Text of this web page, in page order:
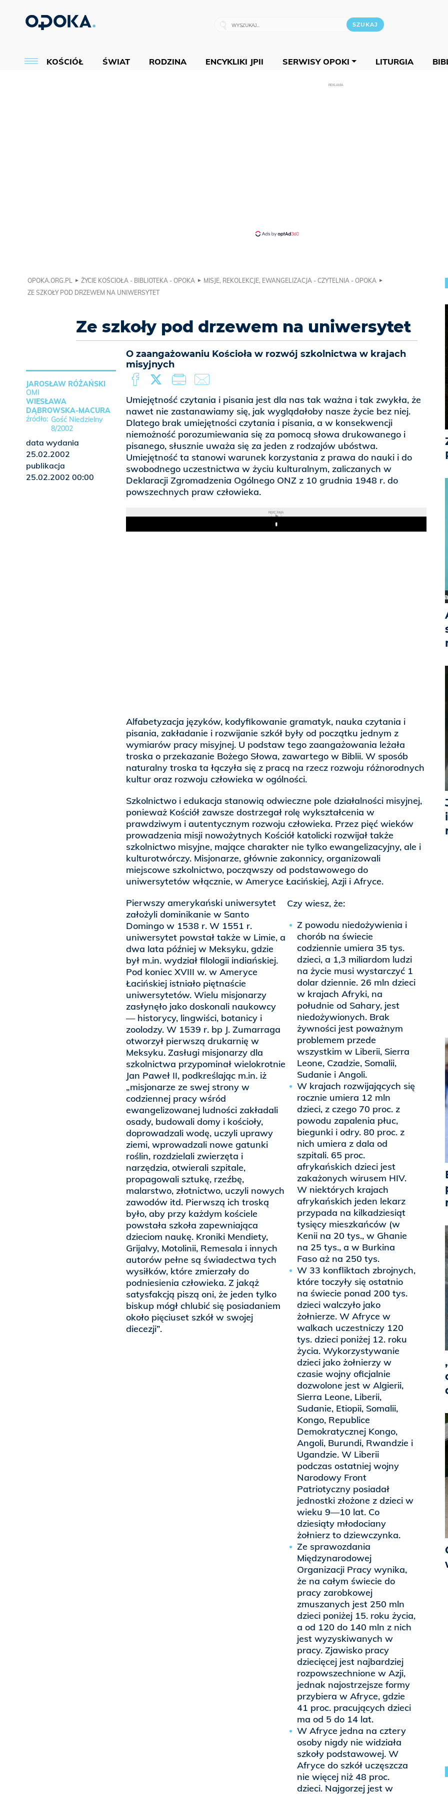
KOŚCIÓŁ ŚWIAT RODZINA ENCYKLIKI JPII SERWISY OPOKI LITURGIA
REKLAMA
OPOKA.ORG.PL ŻYCIE KOŚCIOŁA - BIBLIOTEKA - OPOKA
MISJE, REKOLEKCJE, EWANGELIZACJA - CZYTELNIA - OPOKA
ZE SZKOŁY POD DRZEWEM NA UNIWERSYTET
Ze szkoły pod drzewem na uniwersytet
O zaangażowaniu Kościoła w rozwój szkolnictwa w krajach
misyjnych
Umiejętność czytania i pisania jest dla nas tak ważna i tak zwykła, że
nawet nie zastanawiamy się, jak wyglądałoby nasze życie bez niej.
Dlatego brak umiejętności czytania i pisania, a w konsekwencji
niemożność porozumiewania się za pomocą słowa drukowanego i
pisanego, słusznie uważa się za jeden z rodzajów ubóstwa.
Umiejętność ta stanowi warunek korzystania z prawa do nauki i do
swobodnego uczestnictwa w życiu kulturalnym, zaliczanych w
Deklaracji Zgromadzenia Ogólnego ONZ z 10 grudnia 1948 r. do
powszechnych praw człowieka.
REKLAMA
Play
Alfabetyzacja języków, kodyfikowanie gramatyk, nauka czytania i
pisania, zakładanie i rozwijanie szkół były od początku jednym z
wymiarów pracy misyjnej. U podstaw tego zaangażowania leżała
troska o przekazanie Bożego Słowa, zawartego w Biblii. W sposób
naturalny troska ta łączyła się z pracą na rzecz rozwoju różnorodnych
kultur oraz rozwoju człowieka w ogólności.
Szkolnictwo i edukacja stanowią odwieczne pole działalności misyjnej,
ponieważ Kościół zawsze dostrzegał rolę wykształcenia w
prawdziwym i autentycznym rozwoju człowieka. Przez pięć wieków
prowadzenia misji nowożytnych Kościół katolicki rozwijał także
szkolnictwo misyjne, mające charakter nie tylko ewangelizacyjny, ale i
kulturotwórczy. Misjonarze, głównie zakonnicy, organizowali
miejscowe szkolnictwo, począwszy od podstawowego do
uniwersytetów włącznie, w Ameryce Łacińskiej, Azji i Afryce.
Czy wiesz, że:
Z powodu niedożywienia i
chorób na świecie
codziennie umiera 35 tys.
dzieci, a 1,3 miliardom ludzi
na życie musi wystarczyć 1
dolar dziennie. 26 mln dzieci
w krajach Afryki, na
południe od Sahary, jest
niedożywionych. Brak
żywności jest poważnym
problemem przede
wszystkim w Liberii, Sierra
Leone, Czadzie, Somalii,
Sudanie i Angoli.
W krajach rozwijających się
rocznie umiera 12 mln
dzieci, z czego 70 proc. z
powodu zapalenia płuc,
biegunki i odry. 80 proc. z
nich umiera z dala od
szpitali. 65 proc.
afrykańskich dzieci jest
zakażonych wirusem HIV.
W niektórych krajach
afrykańskich jeden lekarz
przypada na kilkadziesiąt
tysięcy mieszkańców (w
Kenii na 20 tys., w Ghanie
na 25 tys., a w Burkina
Faso aż na 250 tys.
W 33 konfliktach zbrojnych,
które toczyły się ostatnio
na świecie ponad 200 tys.
dzieci walczyło jako
żołnierze. W Afryce w
walkach uczestniczy 120
tys. dzieci poniżej 12. roku
życia. Wykorzystywanie
dzieci jako żołnierzy w
czasie wojny oficjalnie
dozwolone jest w Algierii,
Sierra Leone, Liberii,
Sudanie, Etiopii, Somalii,
Kongo, Republice
Demokratycznej Kongo,
Angoli, Burundi, Rwandzie i
Ugandzie. W Liberii
podczas ostatniej wojny
Narodowy Front
Patriotyczny posiadał
jednostki złożone z dzieci w
wieku 9—10 lat. Co
dziesiąty młodociany
żołnierz to dziewczynka.
Ze sprawozdania
Międzynarodowej
Organizacji Pracy wynika,
że na całym świecie do
pracy zarobkowej
zmuszanych jest 250 mln
dzieci poniżej 15. roku życia,
a od 120 do 140 mln z nich
jest wyzyskiwanych w
pracy. Zjawisko pracy
dziecięcej jest najbardziej
rozpowszechnione w Azji,
jednak najostrzejsze formy
przybiera w Afryce, gdzie
41 proc. pracujących dzieci
ma od 5 do 14 lat.
W Afryce jedna na cztery
osoby nigdy nie widziała
szkoły podstawowej. W
Afryce do szkół uczęszcza
nie więcej niż 48 proc.
dzieci. Najgorzej jest w
Pierwszy amerykański uniwersytet
założyli dominikanie w Santo
Domingo w 1538 r. W 1551 r.
uniwersytet powstał także w Limie, a
dwa lata później w Meksyku, gdzie
był m.in. wydział filologii indiańskiej.
Pod koniec XVIII w. w Ameryce
Łacińskiej istniało piętnaście
uniwersytetów. Wielu misjonarzy
zasłynęło jako doskonali naukowcy
— historycy, lingwiści, botanicy i
zoolodzy. W 1539 r. bp J. Zumarraga
otworzył pierwszą drukarnię w
Meksyku. Zasługi misjonarzy dla
szkolnictwa przypominał wielokrotnie
Jan Paweł II, podkreślając m.in. iż
„misjonarze ze swej strony w
codziennej pracy wśród
ewangelizowanej ludności zakładali
osady, budowali domy i kościoły,
doprowadzali wodę, uczyli uprawy
ziemi, wprowadzali nowe gatunki
roślin, rozdzielali zwierzęta i
narzędzia, otwierali szpitale,
propagowali sztukę, rzeźbę,
malarstwo, złotnictwo, uczyli nowych
zawodów itd. Pierwszą ich troską
było, aby przy każdym kościele
powstała szkoła zapewniająca
dzieciom naukę. Kroniki Mendiety,
Grijalvy, Motolinii, Remesala i innych
autorów pełne są świadectwa tych
wysiłków, które zmierzały do
podniesienia człowieka. Z jakąż
satysfakcją piszą oni, że jeden tylko
biskup mógł chlubić się posiadaniem
około pięciuset szkół w swojej
diecezji”.
JAROSŁAW RÓŻAŃSKI
OMI
WIESŁAWA
DĄBROWSKA-MACURA
Gość Niedzielny
8/2002
data wydania
25.02.2002
publikacja
25.02.2002 00:00